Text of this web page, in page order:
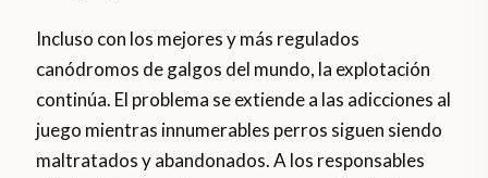
Incluso con los mejores y más regulados
canódromos de galgos del mundo, la explotación
continúa. El problema se extiende a las adicciones al
juego mientras innumerables perros siguen siendo
maltratados y abandonados. A los responsables